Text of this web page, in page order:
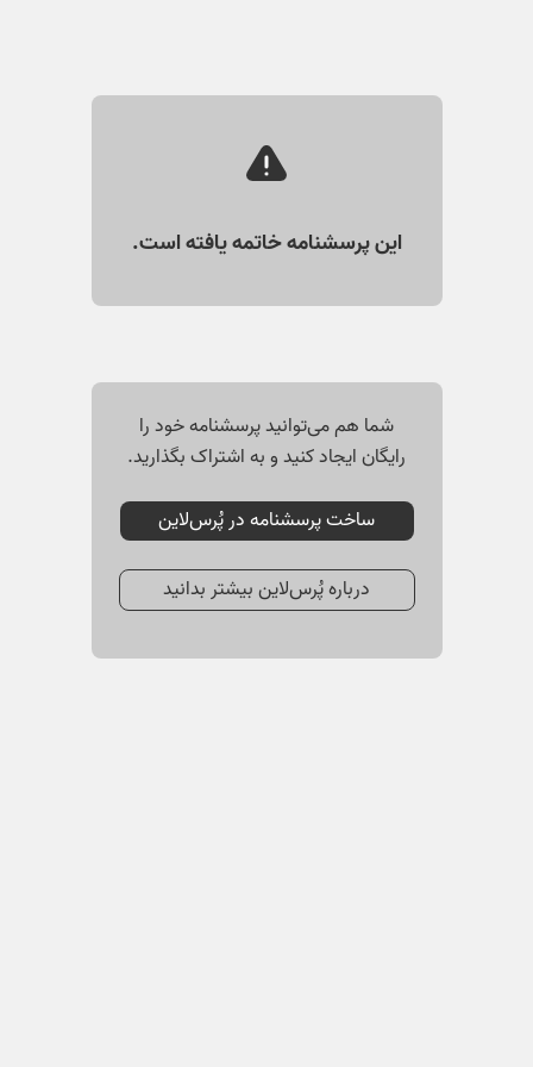
این پرسشنامه خاتمه‌ یافته است.
شما هم می‌توانید پرسشنامه خود را
رایگان ایجاد کنید و به اشتراک بگذارید.
ساخت پرسشنامه در پُرس‌لاین
درباره پُرس‌لاین بیشتر بدانید